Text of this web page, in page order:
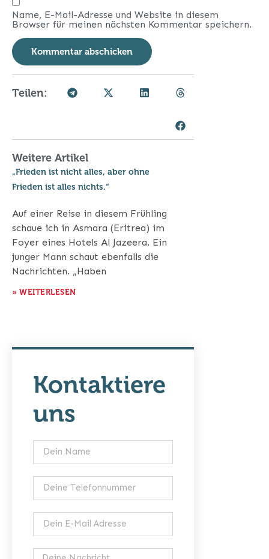
Name, E-Mail-Adresse und Website in diesem
Browser für meinen nächsten Kommentar speichern.
Teilen:
Weitere Artikel
„Frieden ist nicht alles, aber ohne
Frieden ist alles nichts.“
Auf einer Reise in diesem Frühling
schaue ich in Asmara (Eritrea) im
Foyer eines Hotels Al Jazeera. Ein
junger Mann schaut ebenfalls die
Nachrichten. „Haben
» WEITERLESEN
Kontaktiere
uns